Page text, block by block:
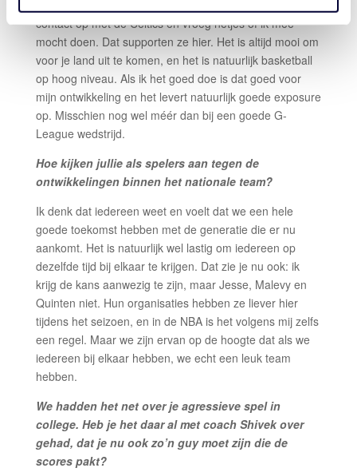
contact op met de Celtics en vroeg netjes of ik mee
mocht doen. Dat supporten ze hier. Het is altijd mooi om
voor je land uit te komen, en het is natuurlijk basketball
op hoog niveau. Als ik het goed doe is dat goed voor
mijn ontwikkeling en het levert natuurlijk goede exposure
op. Misschien nog wel méér dan bij een goede G-
League wedstrijd.
Hoe kijken jullie als spelers aan tegen de
ontwikkelingen binnen het nationale team?
Ik denk dat iedereen weet en voelt dat we een hele
goede toekomst hebben met de generatie die er nu
aankomt. Het is natuurlijk wel lastig om iedereen op
dezelfde tijd bij elkaar te krijgen. Dat zie je nu ook: ik
krijg de kans aanwezig te zijn, maar Jesse, Malevy en
Quinten niet. Hun organisaties hebben ze liever hier
tijdens het seizoen, en in de NBA is het volgens mij zelfs
een regel. Maar we zijn ervan op de hoogte dat als we
iedereen bij elkaar hebben, we echt een leuk team
hebben.
We hadden het net over je agressieve spel in
college. Heb je het daar al met coach Shivek over
gehad, dat je nu ook zo’n guy moet zijn die de
scores pakt?